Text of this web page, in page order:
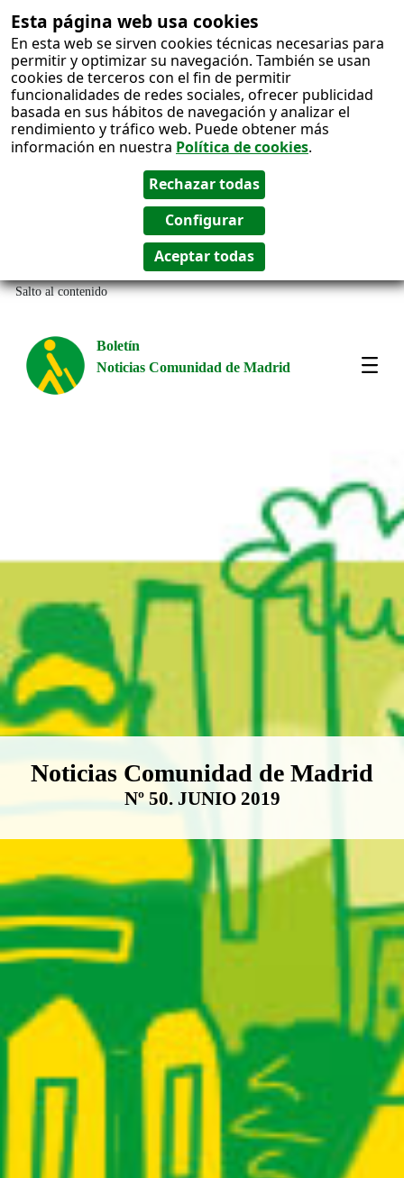
Esta página web usa cookies
En esta web se sirven cookies técnicas necesarias para
permitir y optimizar su navegación. También se usan
cookies de terceros con el fin de permitir
funcionalidades de redes sociales, ofrecer publicidad
basada en sus hábitos de navegación y analizar el
rendimiento y tráfico web. Puede obtener más
información en nuestra Política de cookies.
Salto al contenido
Boletín
Noticias Comunidad de Madrid
Boletín Noticias Comunidad de
Noticias Comunidad de Madrid
Nº 50. JUNIO 2019